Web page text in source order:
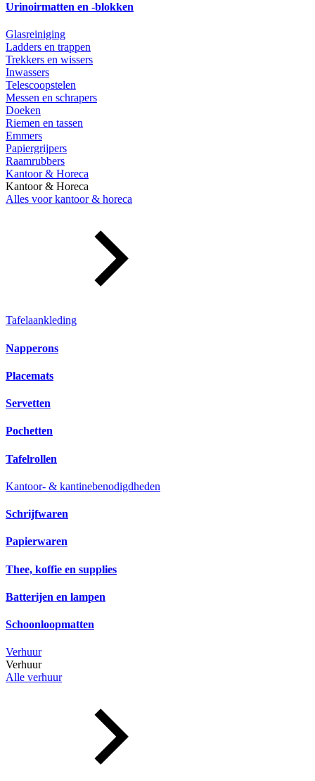
Urinoirmatten en -blokken
Glasreiniging
Ladders en trappen
Trekkers en wissers
Inwassers
Telescoopstelen
Messen en schrapers
Doeken
Riemen en tassen
Emmers
Papiergrijpers
Raamrubbers
Kantoor & Horeca
Kantoor & Horeca
Alles voor kantoor & horeca
Tafelaankleding
Napperons
Placemats
Servetten
Pochetten
Tafelrollen
Kantoor- & kantinebenodigdheden
Schrijfwaren
Papierwaren
Thee, koffie en supplies
Batterijen en lampen
Schoonloopmatten
Verhuur
Verhuur
Alle verhuur